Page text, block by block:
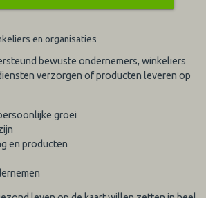
en organisaties
bewuste ondernemers, winkeliers
verzorgen of producten leveren op
groei
en producten